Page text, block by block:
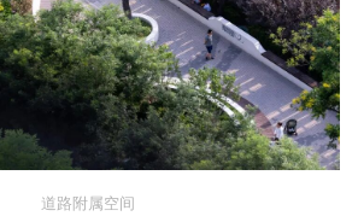
道路附属空间